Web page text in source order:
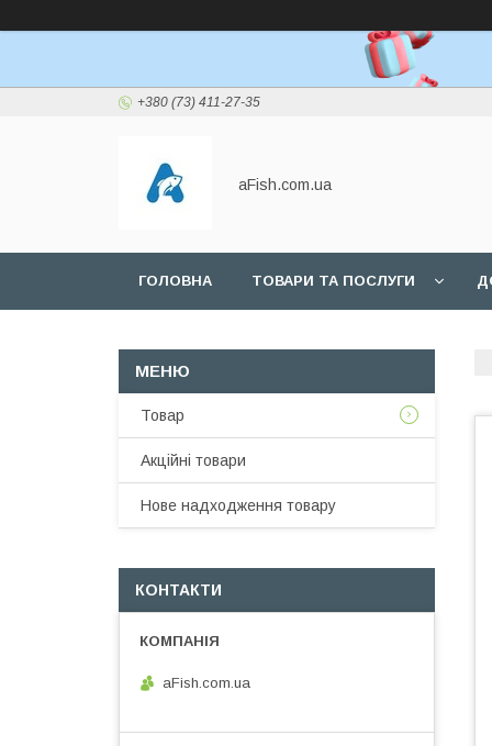
+380 (73) 411-27-35
aFish.com.ua
ГОЛОВНА ТОВАРИ ТА ПОСЛУГИ
Товар
Акційні товари
Нове надходження товару
КОНТАКТИ
aFish.com.ua